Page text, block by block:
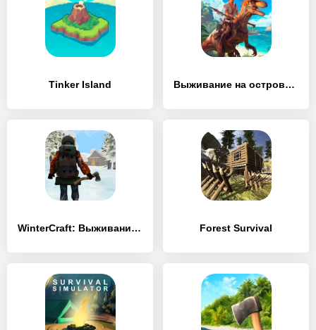
Tinker Island Выживание на острове：Динозавры
WinterCraft: Выживание в Лесу Forest Survival